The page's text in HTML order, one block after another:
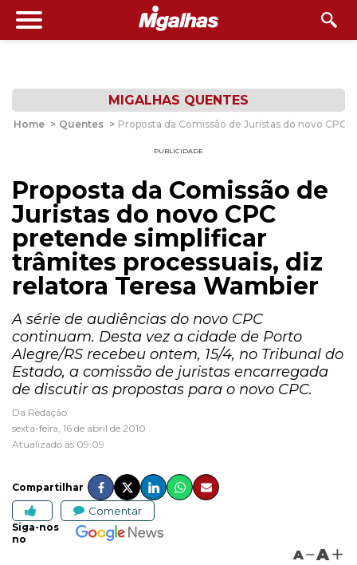
MIGALHAS QUENTES
Home > Quentes > Proposta da Comissão de Juristas do novo
PUBLICIDADE
Proposta da Comissão de
Juristas do novo CPC
pretende simplificar
trâmites processuais, diz
relatora Teresa Wambier
A série de audiências do novo CPC
continuam. Desta vez a cidade de Porto
Alegre/RS recebeu ontem, 15/4, no Tribunal do
Estado, a comissão de juristas encarregada
de discutir as propostas para o novo CPC.
Da Redação
sexta-feira, 16 de abril de 2010
Atualizado às 09:09
Compartilhar
Comentar
Siga-nos
no
A A